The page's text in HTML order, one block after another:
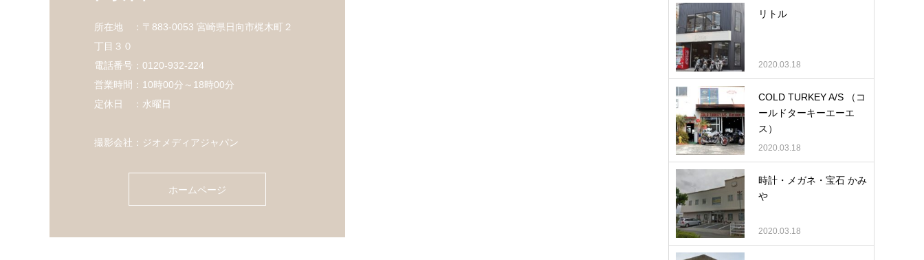
所在地 ：〒883-0053 宮崎県日向市梶木町２
丁目３０
電話番号：0120-932-224
営業時間：10時00分～18時00分
定休日 ：水曜日
撮影会社：ジオメディアジャパン
ホームページ
リトル
2020.03.18
COLD TURKEY A/S （コ
ールドターキーエーエ
ス）
2020.03.18
時計・メガネ・宝石 かみ
や
2020.03.18